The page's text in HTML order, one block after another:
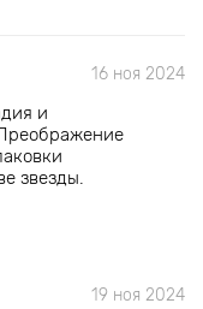
16 ноя 2024
и
звезды.
19 ноя 2024